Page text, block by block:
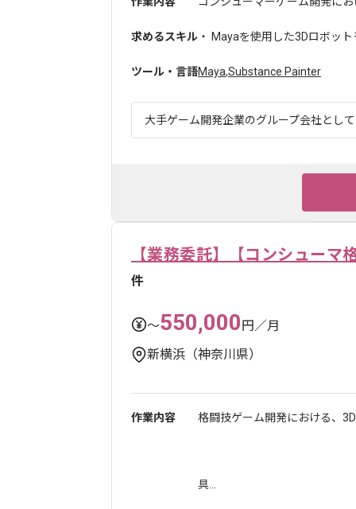
求めるスキル ・ Mayaを使用した3Dロボッ
ツール・言語Maya,Substance Painter
大手ゲーム開発企業のグループ会社とし
【業務委託】【コンシューマ
件
〜550,000円／月
新横浜（神奈川県）
作業内容 格闘技ゲーム開発における、
具...